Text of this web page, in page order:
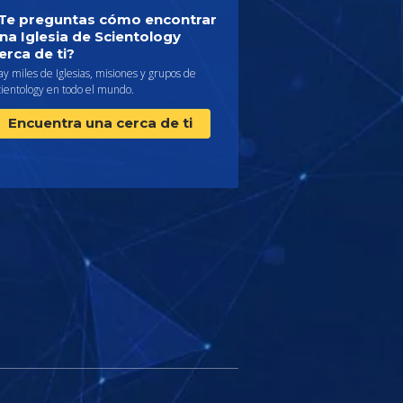
preguntas cómo encontrar
Iglesia de Scientology
de ti?
miles de Iglesias, misiones y grupos de
en todo el mundo.
Encuentra una cerca de ti